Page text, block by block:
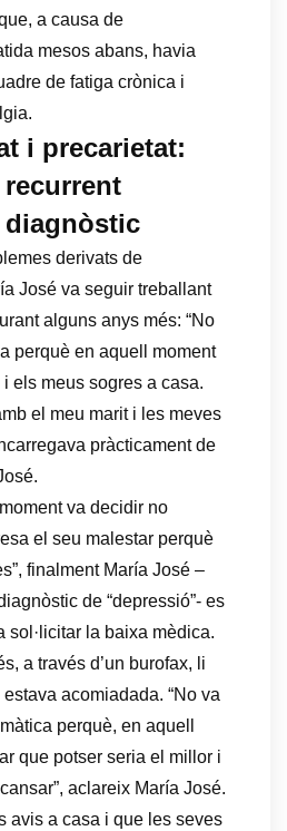
a causa de
mesos abans, havia
de fatiga crònica i
i precarietat:
diagnòstic
derivats de
José va seguir treballant
alguns anys més: “No
perquè en aquell moment
els meus sogres a casa.
el meu marit i les meves
pràcticament de
va decidir no
el seu malestar perquè
finalment María José –
de “depressió”- es
sol·licitar la baixa mèdica.
a través d’un burofax, li
acomiadada. “No va
perquè, en aquell
que potser seria el millor i
aclareix María José.
avis a casa i que les seves